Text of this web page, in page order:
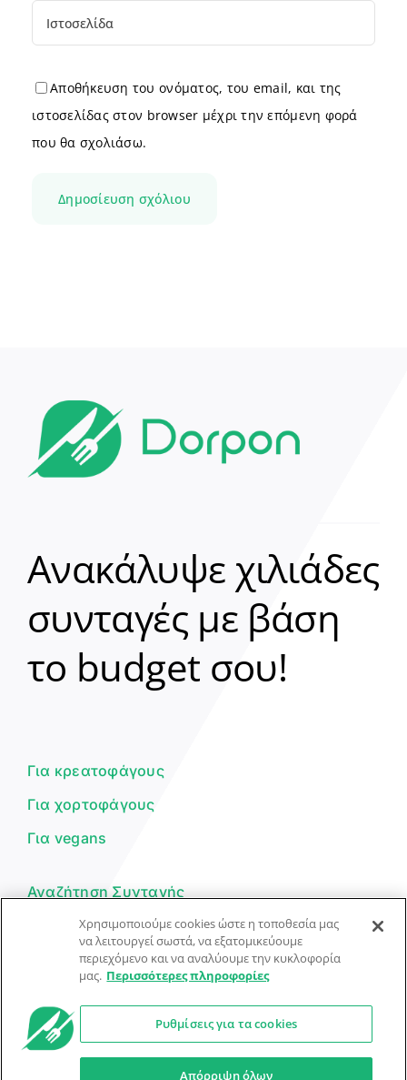
Αποθήκευση του ονόματος, του email, και της
ιστοσελίδας στον browser μέχρι την επόμενη φορά
που θα σχολιάσω.
Ανακάλυψε χιλιάδες
συνταγές με βάση
το budget σου!
Για κρεατοφάγους
Για χορτοφάγους
Για vegans
Αναζήτηση Συνταγής
Υποβολή Συνταγής
Φόρμα Επικοινωνίας
© Dorpon • Μηχανή αναζήτησης για …καλοφαγάδες!
Ο βοηθός μπορεί να κάνει λάθη — ελέγξτε τις συνταγές.
Χρησιμοποιούμε cookies ώστε η τοποθεσία μας
να λειτουργεί σωστά, να εξατομικεύουμε
περιεχόμενο και να αναλύουμε την κυκλοφορία
μας. Περισσότερες πληροφορίες
Ρυθμίσεις για τα cookies
Απόρριψη όλων